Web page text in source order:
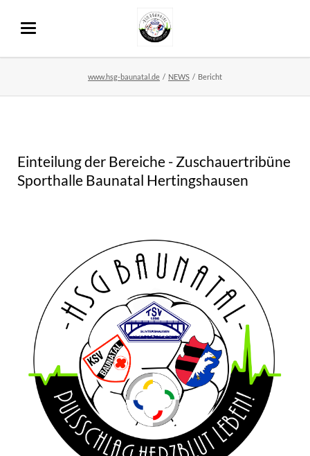
www.hsg-baunatal.de NEWS Bericht
Einteilung der Bereiche - Zuschauertribüne
Sporthalle Baunatal Hertingshausen